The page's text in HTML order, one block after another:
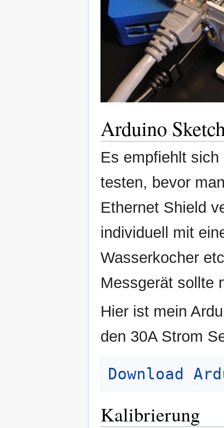
Arduino
Es empfiehlt
testen, bevor
Ethernet Shield
individuell mit
Wasserkocher
Messgerät sollte
Hier ist mein
den 30A Strom
Download
Kalibrierung